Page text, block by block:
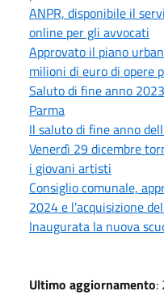
ANPR, disponibile il
online per gli avvocati
Approvato il piano
milioni di euro di opere
Saluto di fine anno
Parma
Il saluto di fine anno
Venerdì 29 dicembre
i giovani artisti
Consiglio comunale,
2024 e l’acquisizione
Inaugurata la nuova
Ultimo aggiornamento: